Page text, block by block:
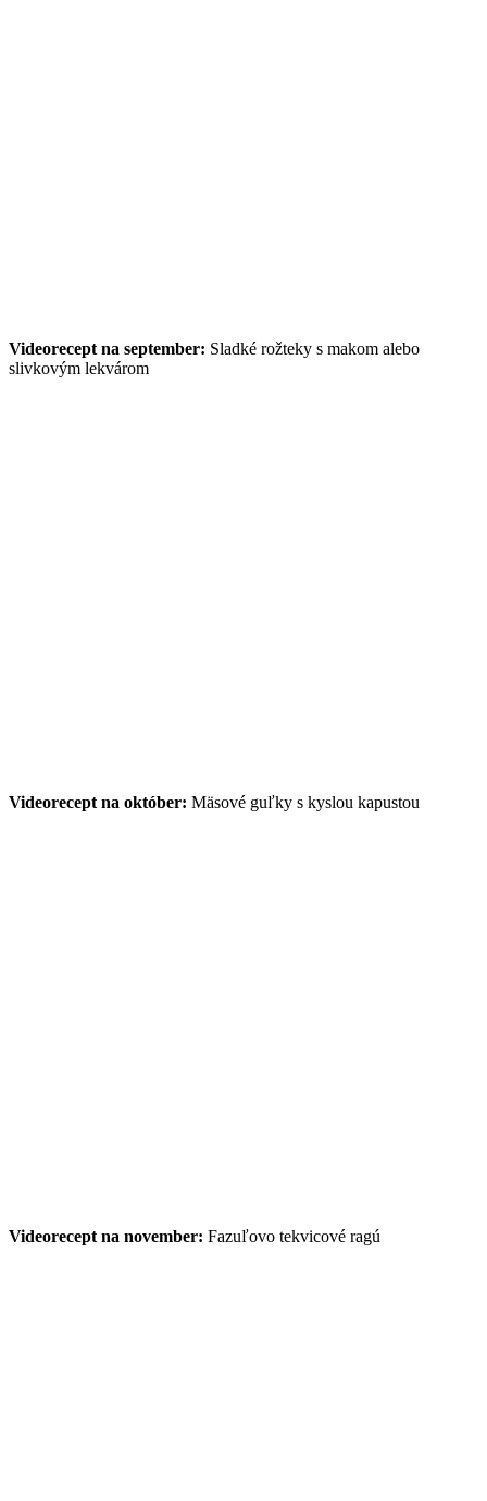
Videorecept na september: Sladké rožteky s makom alebo
slivkovým lekvárom
Videorecept na október: Mäsové guľky s kyslou kapustou
Videorecept na november: Fazuľovo tekvicové ragú